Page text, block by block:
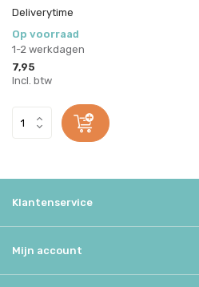
Deliverytime
Op voorraad
1-2 werkdagen
7,95
Incl. btw
Klantenservice
Mijn account